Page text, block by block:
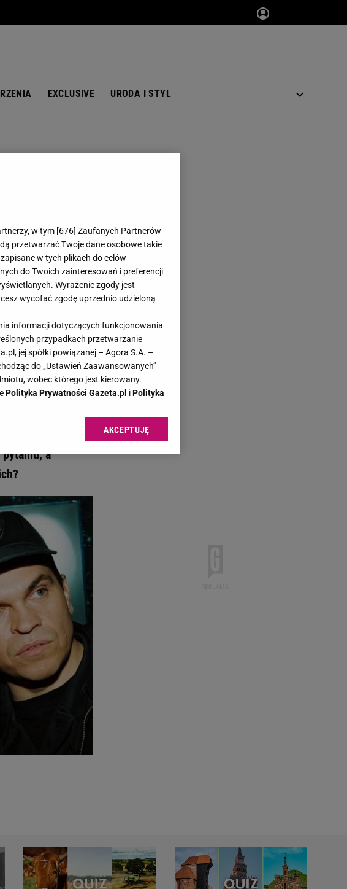
EXCLUSIVE URODA I STYL
- Gazeta.pl
do
przekonaj, czy
a
w tym [676] Zaufanych Partnerów
przetwarzać Twoje dane osobowe takie
w tych plikach do celów
do Twoich zainteresowań i preferencji
Wyrażenie zgody jest
wycofać zgodę uprzednio udzieloną
informacji dotyczących funkcjonowania
przypadkach przetwarzanie
jej spółki powiązanej – Agora S.A. –
do „Ustawień Zaawansowanych”
wobec którego jest kierowany.
Polityka Prywatności Gazeta.pl iPolityka
cookie Gazeta.pl sp. z o.o., jej
dot. przetwarzania danych poprzez
Zaawansowanych”. Zmiana ustawień
celach:
urządzenia do celów identyfikacji.
reklamy i treści, pomiar reklam i treści,
AKCEPTUJĘ